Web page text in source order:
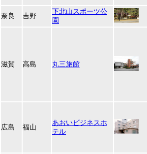
奈良 吉野
下北山スポーツ公
園
滋賀 高島 丸三旅館
広島 福山
あおいビジネスホ
テル